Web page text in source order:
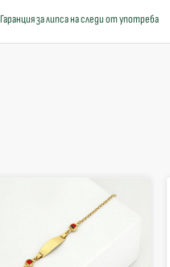
Гаранция за липса на следи от употреба